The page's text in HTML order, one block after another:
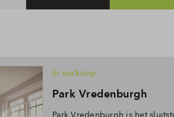
Park Vredenburgh
In verkoop
Park Vredenburgh is het